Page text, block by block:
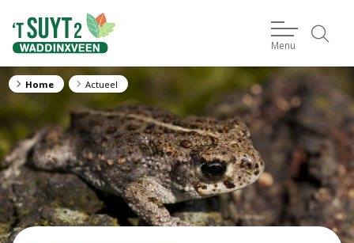
Menu
Home Actueel